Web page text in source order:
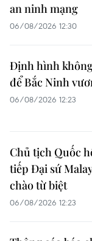
an ninh mạng
06/08/2026 12:30
Định hình
để Bắc Ninh
06/08/2026 12:23
Chủ tịch Quốc
tiếp Đại sứ
chào từ biệt
06/08/2026 12:23